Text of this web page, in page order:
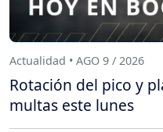
Actualidad • AGO 9 / 2026
Rotación del pico y
multas este lunes